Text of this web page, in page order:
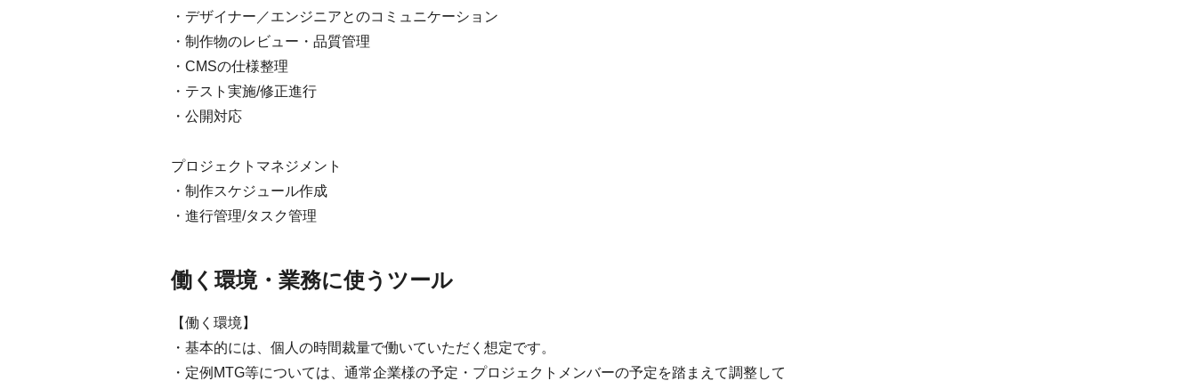
・デザイナー／エンジニアとのコミュニケーション
・制作物のレビュー・品質管理
・CMSの仕様整理
・テスト実施/修正進行
・公開対応
プロジェクトマネジメント
・制作スケジュール作成
・進行管理/タスク管理
働く環境・業務に使うツール
【働く環境】
・基本的には、個人の時間裁量で働いていただく想定です。
・定例MTG等については、通常企業様の予定・プロジェクトメンバーの予定を踏まえて調整して